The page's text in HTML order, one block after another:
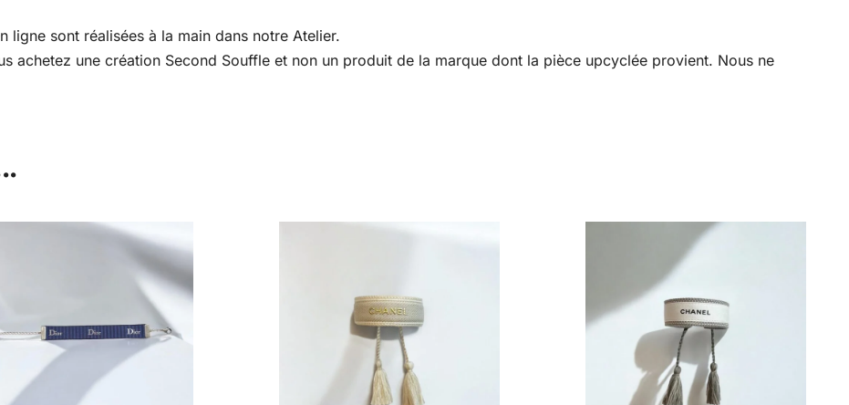
sont réalisées à la main dans notre Atelier.
achetez une création Second Souffle et non un produit de la marque dont la pièce upcyclée provient. Nous ne